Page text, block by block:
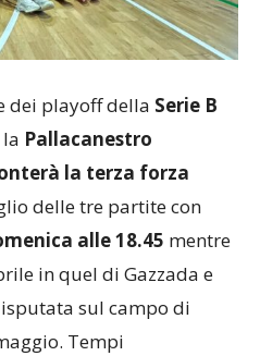
dei playoff della Serie B
la Pallacanestro
la terza forza
delle tre partite con
alle 18.45 mentre
in quel di Gazzada e
sul campo di
Tempi